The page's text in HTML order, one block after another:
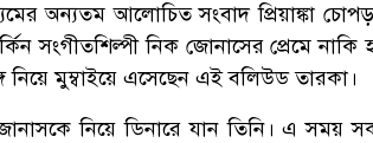
অন্যতম আলোচিত সংবাদ প্রিয়াঙ্কা
সংগীতশিল্পী নিক জোনাসের প্রেমে নাকি
নিয়ে মুম্বাইয়ে এসেছেন এই বলিউড তারকা।
নিয়ে ডিনারে যান তিনি। এ সময়